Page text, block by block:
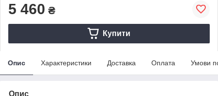
5 460 ₴
Купити
Опис Характеристики Доставка Оплата Умови
Опис